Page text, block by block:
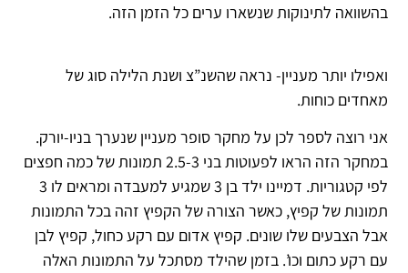
בהשוואה לתינוקות שנשארו ערים כל הזמן הזה.
ואפילו יותר מעניין- נראה שהשנ”צ ושנת הלילה סוג של
מאחדים כוחות.
אני רוצה לספר לכן על מחקר סופר מעניין שנערך בניו-יורק.
במחקר הזה הראו לפעוטות בני 2.5-3 תמונות של כמה חפצים
לפי קטגוריות. דמיינו ילד בן 3 שמגיע למעבדה ומראים לו 3
תמונות של קפיץ, כאשר הצורה של הקפיץ זהה בכל התמונות
אבל הצבעים שלו שונים. קפיץ אדום עם רקע כחול, קפיץ לבן
עם רקע כתום וכו’. בזמן שהילד מסתכל על התמונות האלה